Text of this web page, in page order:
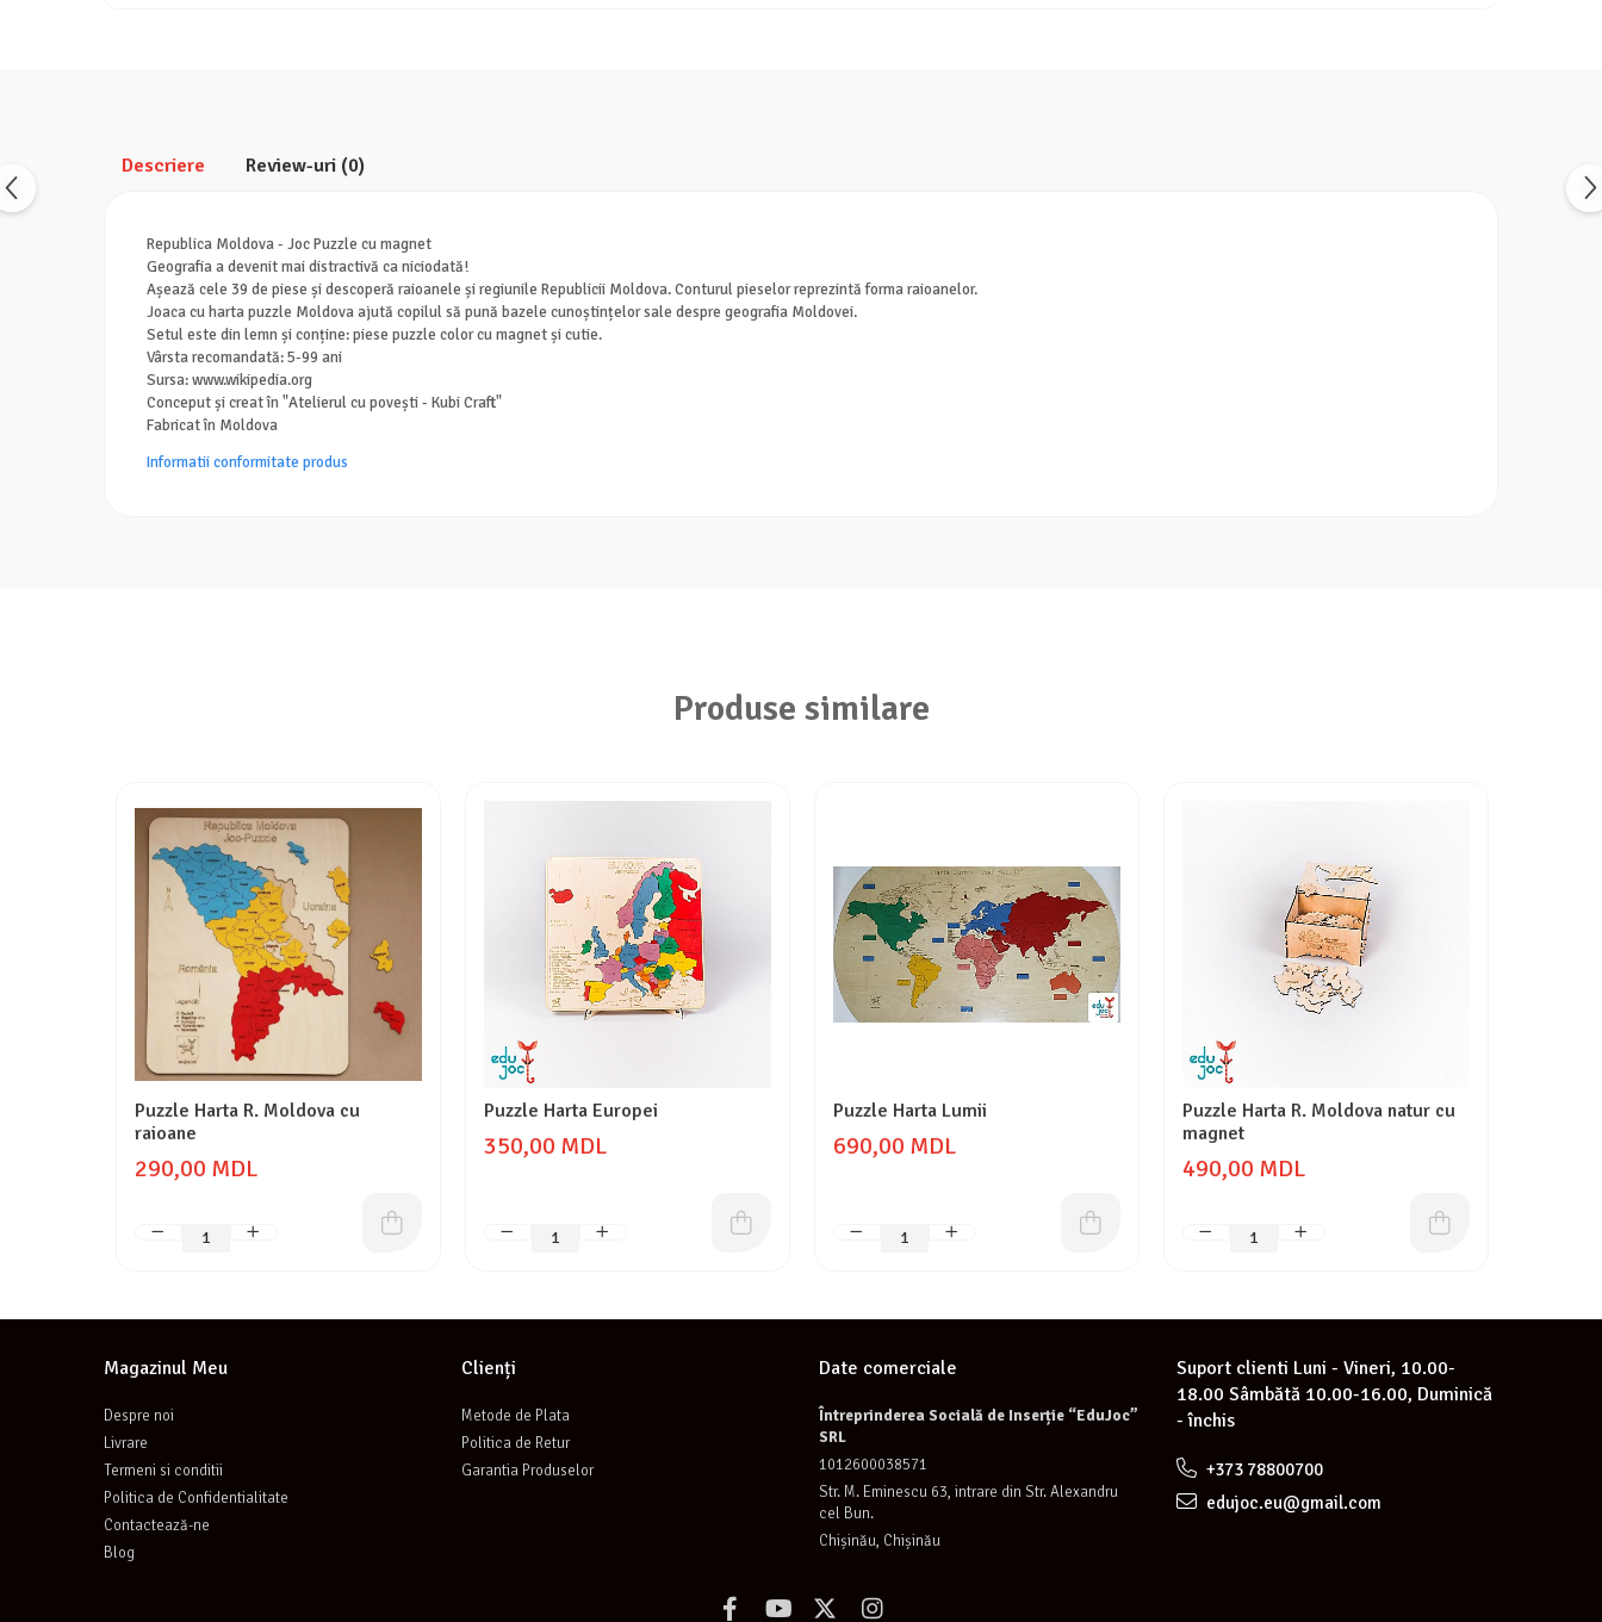
Descriere Review-uri (0)
Republica Moldova - Joc Puzzle cu magnet
Geografia a devenit mai distractivă ca niciodată!
Așează cele 39 de piese și descoperă raioanele și regiunile Republicii Moldova. Conturul pieselor reprezintă forma raioanelor.
Joaca cu harta puzzle Moldova ajută copilul să pună bazele cunoștințelor sale despre geografia Moldovei.
Setul este din lemn și conține: piese puzzle color cu magnet și cutie.
Vârsta recomandată: 5-99 ani
Sursa: www.wikipedia.org
Conceput și creat în "Atelierul cu povești - Kubi Craft"
Fabricat în Moldova
Informatii conformitate produs
Produse similare
Puzzle Harta R. Moldova cu
raioane
290,00 MDL
Puzzle Harta Europei
350,00 MDL
Puzzle Harta Lumii
690,00 MDL
Puzzle Harta R. Moldova natur cu
magnet
490,00 MDL
Magazinul Meu
Despre noi
Livrare
Termeni si conditii
Politica de Confidentialitate
Contactează-ne
Blog
Clienți
Metode de Plata
Politica de Retur
Garantia Produselor
Date comerciale
Întreprinderea Socială de Inserție “EduJoc”
SRL
1012600038571
Str. M. Eminescu 63, intrare din Str. Alexandru
cel Bun.
Chișinău, Chișinău
Suport clienti Luni - Vineri, 10.00-
18.00 Sâmbătă 10.00-16.00, Duminică
- închis
+373 78800700
edujoc.eu@gmail.com